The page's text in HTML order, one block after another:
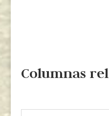
Columnas